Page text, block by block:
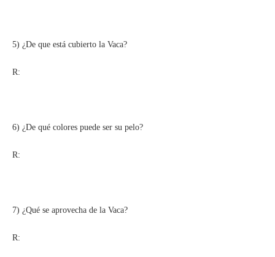
5) ¿De que está cubierto la Vaca?
R:
6) ¿De qué colores puede ser su pelo?
R:
7) ¿Qué se aprovecha de la Vaca?
R: